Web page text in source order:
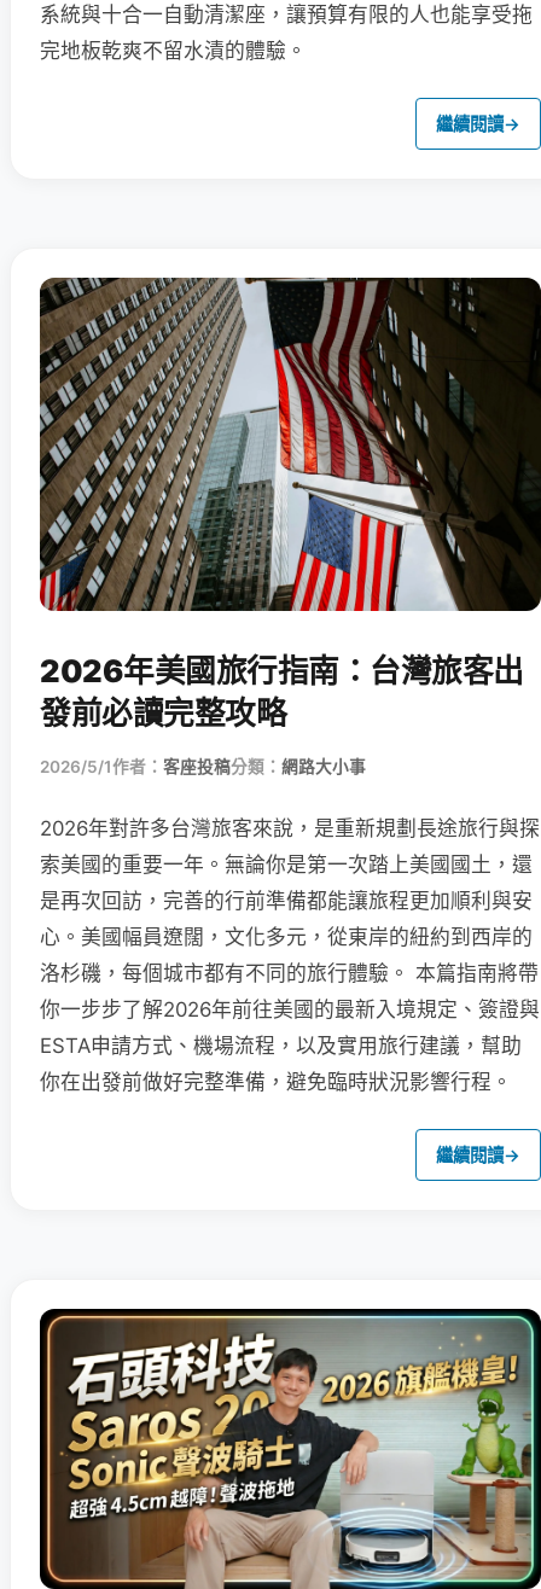
系統與十合一自動清潔座，讓預算有限的人也能享受拖
完地板乾爽不留水漬的體驗。
繼續閱讀→
2026年美國旅行指南：台灣旅客出
發前必讀完整攻略
2026/5/1作者： 客座投稿分類： 網路大小事
2026年對許多台灣旅客來說，是重新規劃長途旅行與探
索美國的重要一年。無論你是第一次踏上美國國土，還
是再次回訪，完善的行前準備都能讓旅程更加順利與安
心。美國幅員遼闊，文化多元，從東岸的紐約到西岸的
洛杉磯，每個城市都有不同的旅行體驗。 本篇指南將帶
你一步步了解2026年前往美國的最新入境規定、簽證與
ESTA申請方式、機場流程，以及實用旅行建議，幫助
你在出發前做好完整準備，避免臨時狀況影響行程。
繼續閱讀→